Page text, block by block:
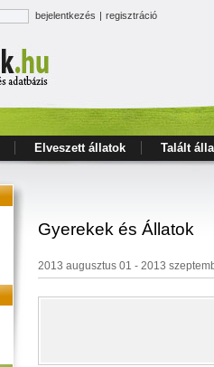
bejelentkezés | regisztráció
Elveszett állatok Talált
Gyerekek és Állatok
2013 augusztus 01 - 2013